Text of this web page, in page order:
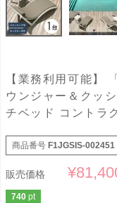
【業務利用可能】
ウンジャー＆クッ
チベッド コントラ
商品番号 F1JGSIS-002451
販売価格 ¥
740 pt